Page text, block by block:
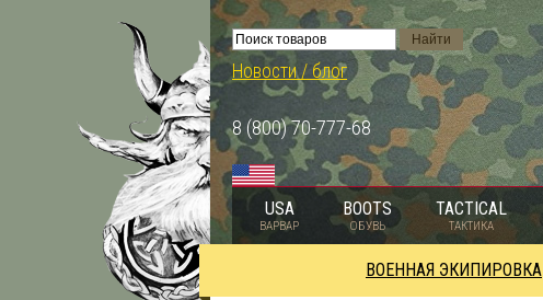
Новости / блог
8 (800) 70-777-68
USA
ВАРВАР
BOOTS
ОБУВЬ
TACTICAL
ТАКТИКА
ВОЕННАЯ ЭКИПИРОВКА